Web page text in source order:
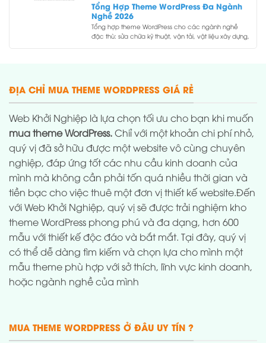
Tổng Hợp Theme WordPress Đa Ngành
Nghề 2026
Tổng hợp theme WordPress cho các ngành nghề
đặc thù: sửa chữa kỹ thuật, vận tải, vật liệu xây dựng,
ĐỊA CHỈ MUA THEME WORDPRESS GIÁ RẺ
Web Khởi Nghiệp là lựa chọn tối ưu cho bạn khi muốn
mua theme WordPress.Chiỉ với một khoản chi phí nhỏ,
quý vị đã sở hữu được một website vô cùng chuyên
nghiệp, đáp ứng tốt các nhu cầu kinh doanh của
mình mà không cần phải tốn quá nhiều thời gian và
tiền bạc cho việc thuê một đơn vị thiết kế website.Đến
với Web Khởi Nghiệp, quý vị sẽ được trải nghiệm kho
theme WordPress phong phú và đa dạng, hơn 600
mẫu với thiết kế độc đáo và bắt mắt. Tại đây, quý vị
có thể dễ dàng tìm kiếm và chọn lựa cho mình một
mẫu theme phù hợp với sở thích, lĩnh vực kinh doanh,
hoặc ngành nghề của mình
MUA THEME WORDPRESS Ở ĐÂU UY TÍN ?